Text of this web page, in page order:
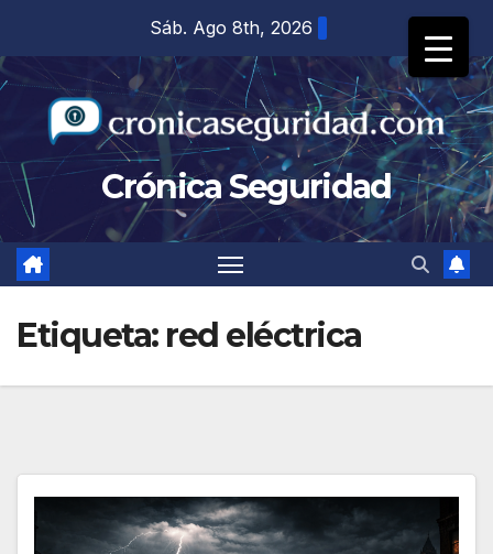
contenido
Sáb. Ago 8th, 2026
Crónica Seguridad
Etiqueta: red eléctrica